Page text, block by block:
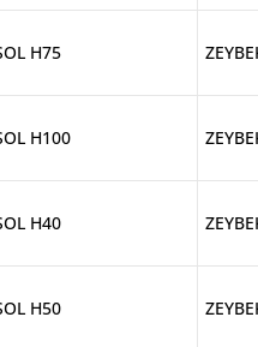
300/600 REDÜKSİYON/ SOL H75
400/500 REDÜKSİYON/ SOL H100
400/500 REDÜKSİYON/ SOL H40
400/500 REDÜKSİYON/ SOL H50